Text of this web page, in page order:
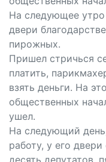
На следующее
двери
пирожных.
Пришел стричься
платить,
взять деньги. На
общественных
ушел.
На следующий
работу, у его
десять депутатов,